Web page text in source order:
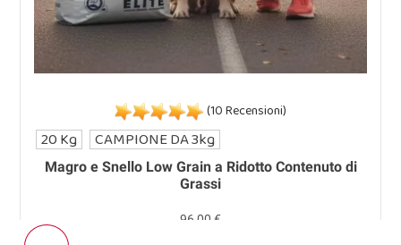
Magro e Snello Low Grain a Ridotto Contenuto di
Grassi
(10 Recensioni)
96,00 €
20 Kg CAMPIONE DA 3kg